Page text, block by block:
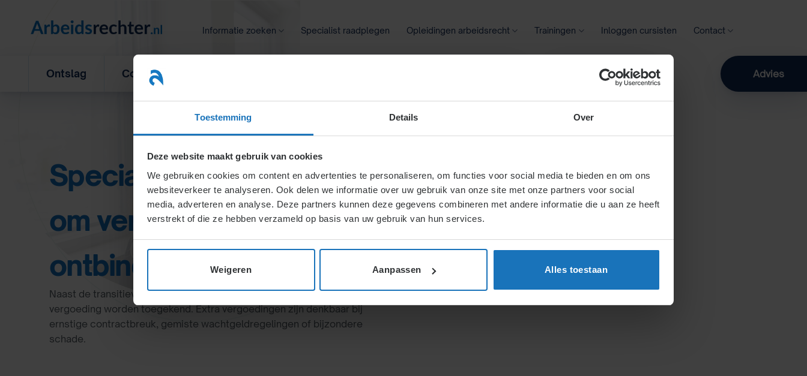
Toestemming Details Over
Deze website maakt gebruik van cookies
We gebruiken cookies om content en advertenties te personaliseren, om functies voor social media te bieden en om ons
websiteverkeer te analyseren. Ook delen we informatie over uw gebruik van onze site met onze partners voor social
media, adverteren en analyse. Deze partners kunnen deze gegevens combineren met andere informatie die u aan ze heeft
verstrekt of die ze hebben verzameld op basis van uw gebruik van hun services.
Weigeren Aanpassen Alles toestaan
Informatie zoeken Specialist raadplegen Opleidingen arbeidsrecht Trainingen Inloggen cursisten Contact
Ontslag Concurrentiebeding Zoeken Advies
Specialisten informatie – Verzoek
om vergoeding naast de
ontbindingsvergoeding
Naast de transitievergoeding kan in sommige gevallen een billijke
vergoeding worden toegekend. Extra vergoedingen zijn denkbaar bij
ernstige contractbreuk, gemiste wachtgeldregelingen of bijzondere
schade.